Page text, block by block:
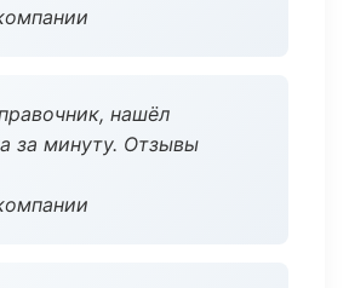
нашёл
за минуту. Отзывы